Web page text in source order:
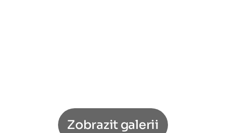
Zobrazit galerii